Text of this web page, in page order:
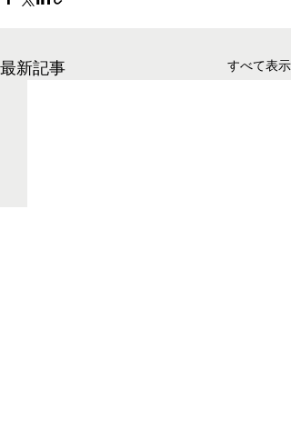
最新記事 すべて表示